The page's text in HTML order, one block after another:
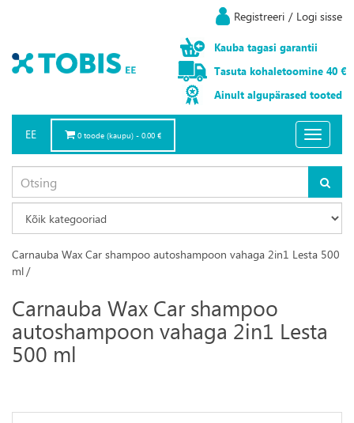
Registreeri / Logi sisse
Kauba tagasi garantii
Tasuta kohaletoomine 40 €
Ainult algupärased tooted
Toggle
0 toode (kaupu) - 0.00 €
EE
Carnauba Wax Car shampoo autoshampoon vahaga 2in1 Lesta 500
ml/
Carnauba Wax Car shampoo
autoshampoon vahaga 2in1 Lesta
500 ml